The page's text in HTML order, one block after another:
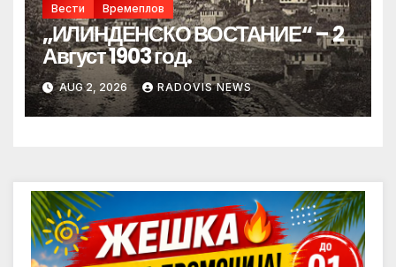
Вести Времеплов
„ИЛИНДЕНСКО ВОСТАНИЕ“ – 2
Август 1903 год.
AUG 2, 2026 RADOVIS NEWS